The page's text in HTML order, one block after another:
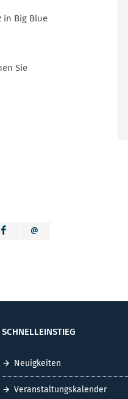
in Big Blue
Sie
SCHNELLEINSTIEG
Neuigkeiten
Veranstaltungskalender